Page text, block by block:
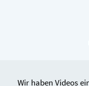
Wir haben Videos